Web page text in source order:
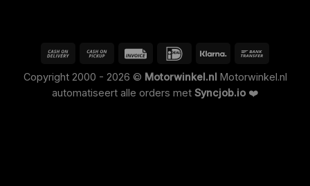
Copyright 2000 - 2026 © Motorwinkel.nl Motorwinkel.nl
automatiseert alle orders met Syncjob.io ❤️